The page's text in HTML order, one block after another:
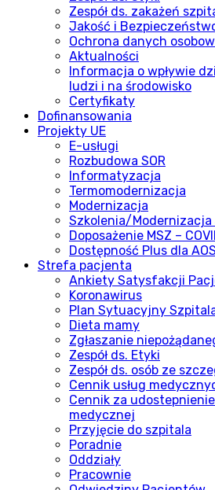
Zespół ds. zakażeń
Jakość i
Ochrona danych
Aktualności
Informacja o wpływie
ludzi i na środowisko
Certyfikaty
Dofinansowania
Projekty UE
E-usługi
Rozbudowa SOR
Informatyzacja
Termomodernizacja
Modernizacja
Szkolenia/
Doposażenie MSZ –
Dostępność Plus dla AOS
Strefa pacjenta
Ankiety Satysfakcji
Koronawirus
Plan Sytuacyjny
Dieta mamy
Zgłaszanie
Zespół ds. Etyki
Zespół ds. osób ze
Cennik usług
Cennik za
medycznej
Przyjęcie do szpitala
Poradnie
Oddziały
Pracownie